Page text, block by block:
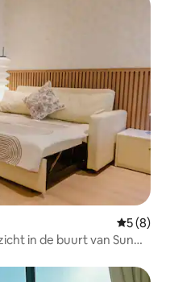
5 (8)
in de buurt van Sun